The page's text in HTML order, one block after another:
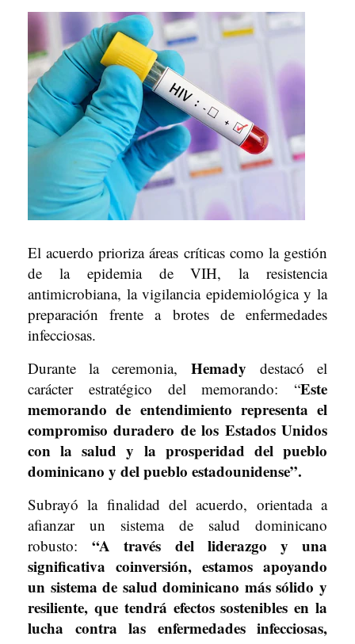
El acuerdo prioriza áreas críticas como la gestión
de la epidemia de VIH, la resistencia
antimicrobiana, la vigilancia epidemiológica y la
preparación frente a brotes de enfermedades
infecciosas.
Durante la ceremonia, Hemady destacó el
carácter estratégico del memorando: “Este
memorando de entendimiento representa el
compromiso duradero de los Estados Unidos
con la salud y la prosperidad del pueblo
dominicano y del pueblo estadounidense”.
Subrayó la finalidad del acuerdo, orientada a
afianzar un sistema de salud dominicano
robusto: “A través del liderazgo y una
significativa coinversión, estamos apoyando
un sistema de salud dominicano más sólido y
resiliente, que tendrá efectos sostenibles en la
lucha contra las enfermedades infecciosas,